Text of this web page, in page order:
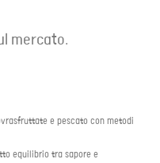
mercato.
e pescato con metodi
equilibrio tra sapore e